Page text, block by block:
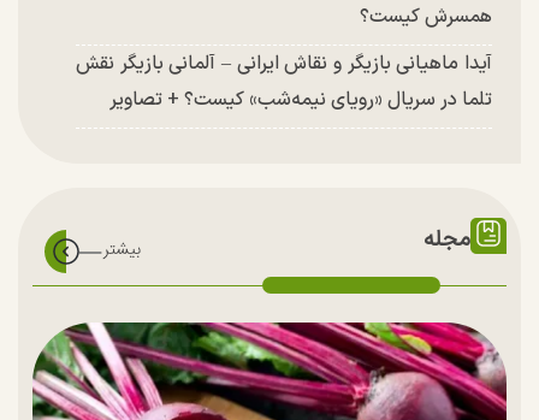
همسرش کیست؟
آیدا ماهیانی بازیگر و نقاش ایرانی – آلمانی بازیگر نقش
تلما در سریال «رویای نیمه‌شب» کیست؟ + تصاویر
مجله